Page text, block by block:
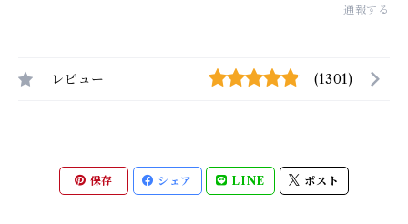
通報する
レビュー (1301)
保存 シェア LINE ポスト